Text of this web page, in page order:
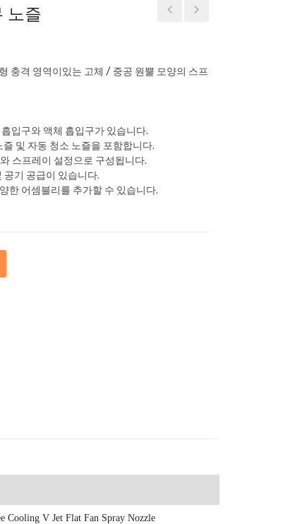
노즐
충격 영역이있는 고체 / 중공 원뿔 모양의 스프
입구와 액체 흡입구가 있습니다.
및 자동 청소 노즐을 포함합니다.
스프레이 설정으로 구성됩니다.
기 공급이 있습니다.
한 어셈블리를 추가할 수 있습니다.